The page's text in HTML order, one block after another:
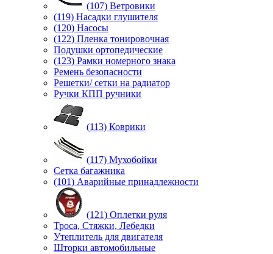
(107) Ветровики
(119) Насадки глушителя
(120) Насосы
(122) Пленка тонировочная
Подушки ортопедические
(123) Рамки номерного знака
Ремень безопасности
Решетки/ сетки на радиатор
Ручки КПП ручники
(113) Коврики
(117) Мухобойки
Сетка багажника
(101) Аварийные принадлежности
(121) Оплетки руля
Троса, Стяжки, Лебедки
Утеплитель для двигателя
Шторки автомобильные